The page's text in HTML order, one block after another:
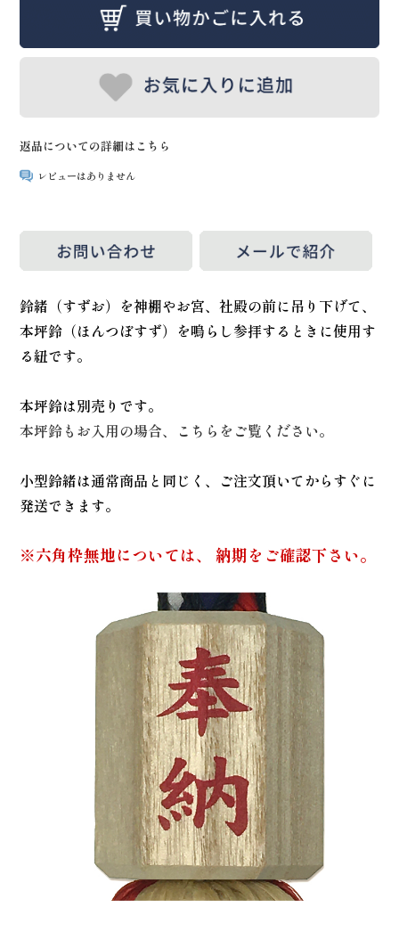
返品についての詳細はこちら
レビューはありません
鈴緒（すずお）を神棚やお宮、社殿の前に吊り下げて、
本坪鈴（ほんつぼすず）を鳴らし参拝するときに使用す
る紐です。
本坪鈴は別売りです。
本坪鈴もお入用の場合、こちらをご覧ください。
小型鈴緒は通常商品と同じく、ご注文頂いてからすぐに
発送できます。
※六角枠無地については、 納期をご確認下さい。